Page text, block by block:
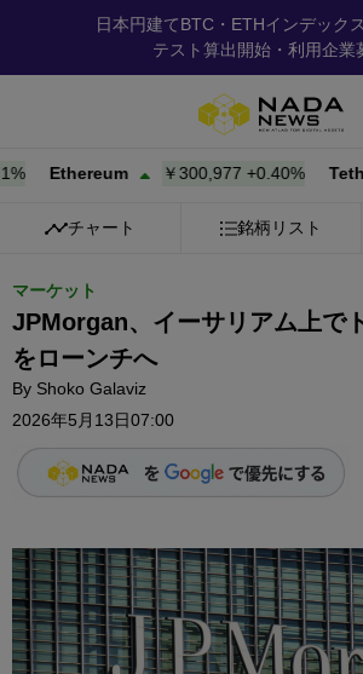
日本円建てBTC・ETHインデック
テスト算出開始・利用企業
Ethereum ￥300,979+0.40% Tether
チャート 銘柄リスト
マーケット
JPMorgan、イーサリアム上で
をローンチへ
By Shoko Galaviz
2026年5月13日07:00